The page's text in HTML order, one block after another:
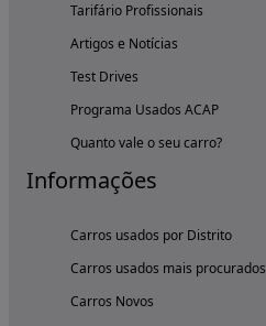
Tarifário Profissionais
Artigos e Notícias
Test Drives
Programa Usados ACAP
Quanto vale o seu carro?
Informações
Carros usados por Distrito
Carros usados mais procurados
Carros Novos